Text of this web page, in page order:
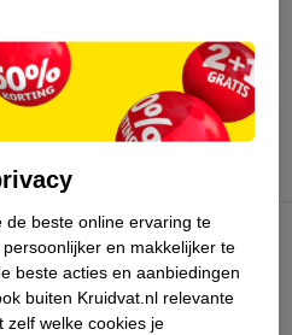
de beste online ervaring te
en makkelijker te
beste acties en aanbiedingen
buiten Kruidvat.nl relevante
zelf welke cookies je